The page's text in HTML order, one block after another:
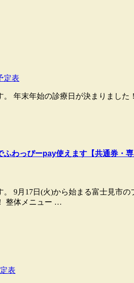
定表
年末年始の診療日が決まりました
ふわっぴーpay使えます【共通券・専
9月17日(火)から始まる富士見市
整体メニュー …
表